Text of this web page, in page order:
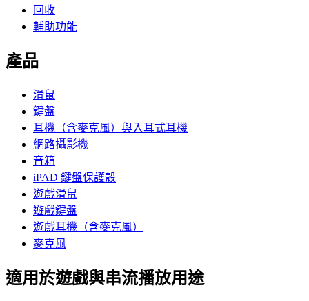
回收
輔助功能
產品
滑鼠
鍵盤
耳機（含麥克風）與入耳式耳機
網路攝影機
音箱
iPAD 鍵盤保護殼
遊戲滑鼠
遊戲鍵盤
遊戲耳機（含麥克風）
麥克風
適用於遊戲與串流播放用途